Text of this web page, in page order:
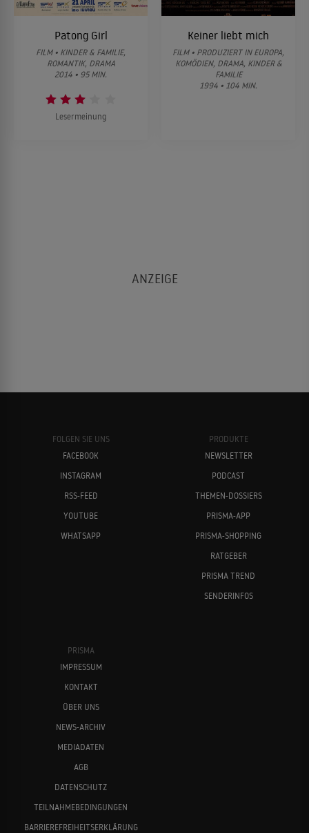
Patong Girl
FILM • KINDER & FAMILIE,
ROMANTIK, DRAMA
2014 • 95 MIN.
Lesermeinung
Keiner liebt mich
FILM • PRODUZIERT IN EUROPA,
KOMÖDIEN, DRAMA, KINDER &
FAMILIE
1994 • 104 MIN.
FOLGEN SIE UNS
FACEBOOK
INSTAGRAM
RSS-FEED
YOUTUBE
WHATSAPP
PRODUKTE
NEWSLETTER
PODCAST
THEMEN-DOSSIERS
PRISMA-APP
PRISMA-SHOPPING
RATGEBER
PRISMA TREND
SENDERINFOS
PRISMA
IMPRESSUM
KONTAKT
ÜBER UNS
NEWS-ARCHIV
MEDIADATEN
AGB
DATENSCHUTZ
TEILNAHMEBEDINGUNGEN
BARRIEREFREIHEITSERKLÄRUNG